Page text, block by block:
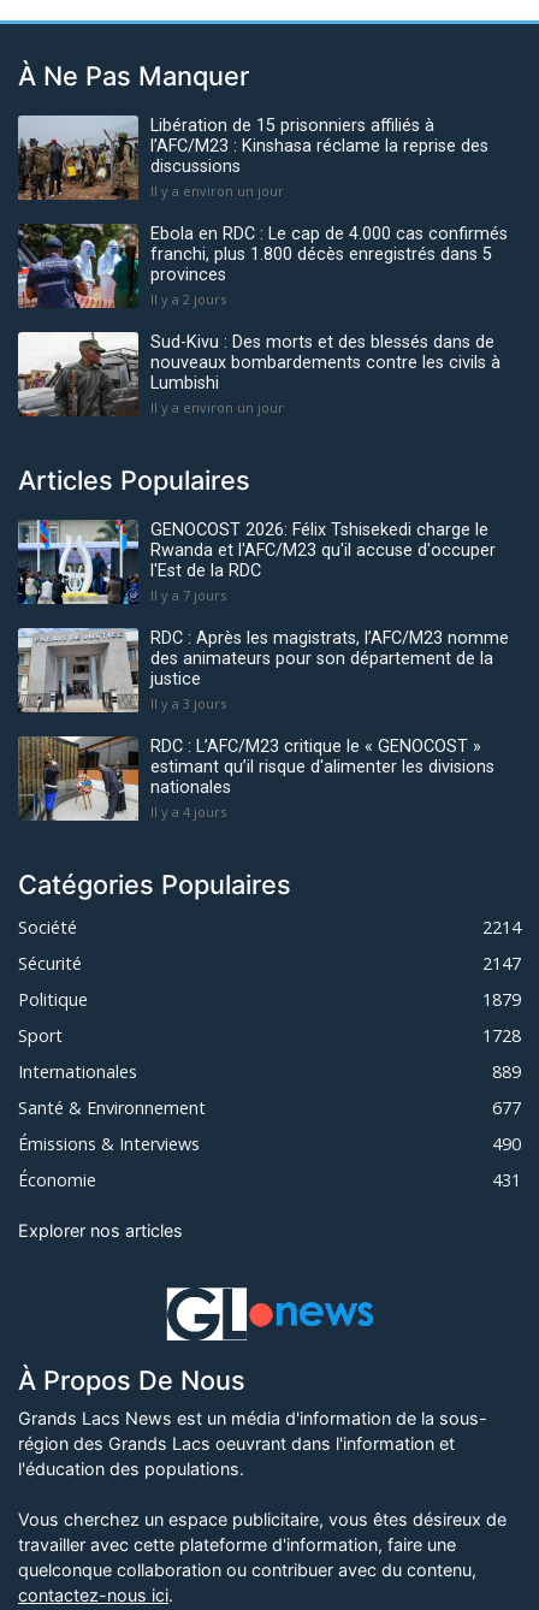
À Ne Pas Manquer
Libération de 15 prisonniers affiliés à
l’AFC/M23 : Kinshasa réclame la reprise des
discussions
Il y a environ un jour
Ebola en RDC : Le cap de 4.000 cas confirmés
franchi, plus 1.800 décès enregistrés dans 5
provinces
Il y a 2 jours
Sud-Kivu : Des morts et des blessés dans de
nouveaux bombardements contre les civils à
Lumbishi
Il y a environ un jour
Articles Populaires
GENOCOST 2026: Félix Tshisekedi charge le
Rwanda et l'AFC/M23 qu'il accuse d'occuper
l'Est de la RDC
Il y a 7 jours
RDC : Après les magistrats, l’AFC/M23 nomme
des animateurs pour son département de la
justice
Il y a 3 jours
RDC : L’AFC/M23 critique le « GENOCOST »
estimant qu’il risque d'alimenter les divisions
nationales
Il y a 4 jours
Catégories Populaires
Société
2214
Sécurité
2147
Politique
1879
Sport
1728
Internationales
889
Santé & Environnement
677
Émissions & Interviews
490
Économie
431
Explorer nos articles
À Propos De Nous
Grands Lacs News est un média d'information de la sous-
région des Grands Lacs oeuvrant dans l'information et
l'éducation des populations.
Vous cherchez un espace publicitaire, vous êtes désireux de
travailler avec cette plateforme d'information, faire une
quelconque collaboration ou contribuer avec du contenu,
contactez-nous ici.